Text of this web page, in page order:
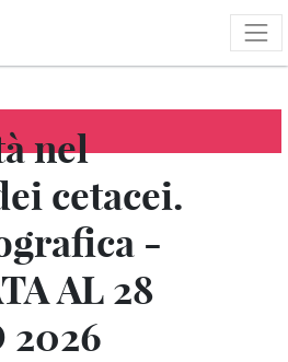
nel
cetacei.
-
AL 28
2026